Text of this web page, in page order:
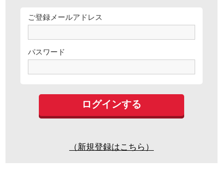
ご登録メールアドレス
パスワード
（新規登録はこちら）